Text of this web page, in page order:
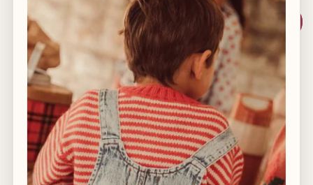
animo
animo
Aan winkelwagen toevoegen
Bewaar voor geboortelijst
Afhaling is beschikbaar bijClub Coucoun
Meestal klaar binnen 2 uur
Winkelgegevens bekijken
Afhalen in winkel mogelijk